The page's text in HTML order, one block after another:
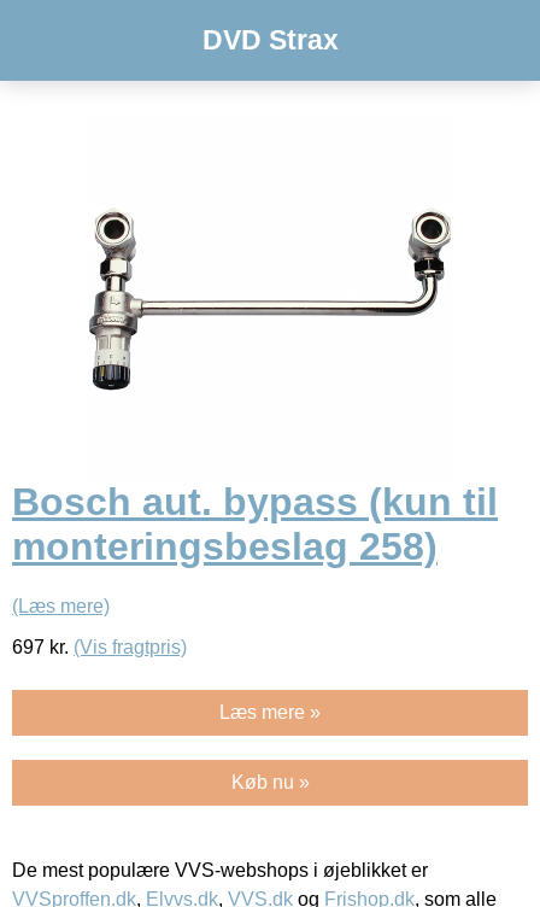
DVD Strax
Bosch aut. bypass (kun til
monteringsbeslag 258)
(Læs mere)
697 kr. (Vis fragtpris)
Læs mere »
Køb nu »
De mest populære VVS-webshops i øjeblikket er
VVSproffen.dk, Elvvs.dk, VVS.dk og Frishop.dk, som alle